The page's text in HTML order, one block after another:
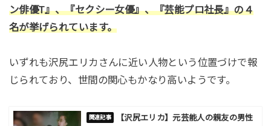
ン俳優T』、『セクシー女優』、『芸能プロ社長』の４
名が挙げられています。
いずれも沢尻エリカさんに近い人物という位置づけで報
じられており、世間の関心もかなり高いようです。
【沢尻エリカ】元芸能人の親友の男性